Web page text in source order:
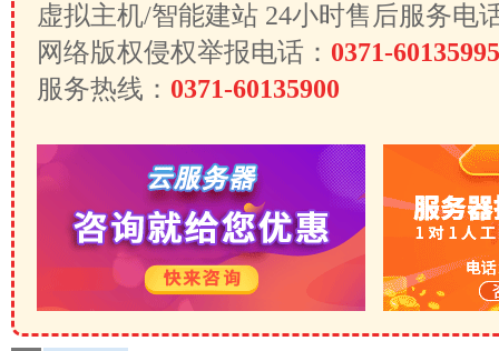
虚拟主机/智能建站 24小时售后服务电
网络版权侵权举报电话： 0371-60135995
服务热线： 0371-60135900